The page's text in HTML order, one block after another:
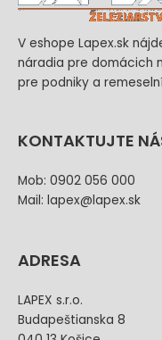
V eshope Lapex.sk
náradia pre domácich
pre podniky a
KONTAKTUJTE
Mob: 0902 056 000
Mail: lapex@lapex.sk
ADRESA
LAPEX s.r.o.
Budapeštianska 8